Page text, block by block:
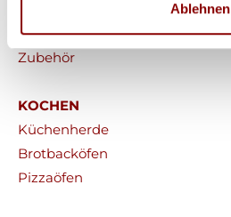
Ablehnen
Saunaöfen
Zubehör
KOCHEN
Küchenherde
Brotbacköfen
Pizzaöfen